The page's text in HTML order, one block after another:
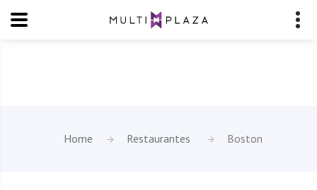
Home Restaurantes Boston